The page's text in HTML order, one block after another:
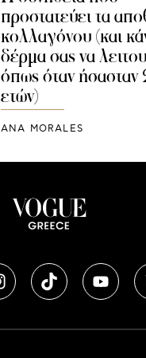
προστατεύει τα
κολλαγόνου (και
δέρμα σας να
όπως όταν ήσασταν
ετών)
ANA MORALES